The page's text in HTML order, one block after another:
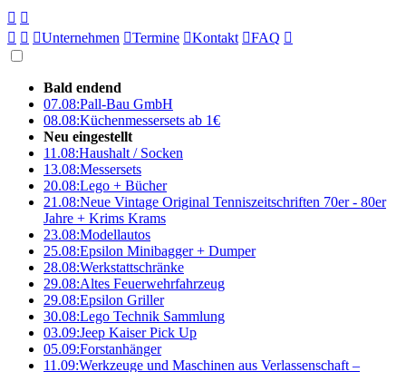
 
  Unternehmen Termine Kontakt FAQ 
Bald endend
07.08:Pall-Bau GmbH
08.08:Küchenmessersets ab 1€
Neu eingestellt
11.08:Haushalt / Socken
13.08:Messersets
20.08:Lego + Bücher
21.08:Neue Vintage Original Tenniszeitschriften 70er - 80er
Jahre + Krims Krams
23.08:Modellautos
25.08:Epsilon Minibagger + Dumper
28.08:Werkstattschränke
29.08:Altes Feuerwehrfahrzeug
29.08:Epsilon Griller
30.08:Lego Technik Sammlung
03.09:Jeep Kaiser Pick Up
05.09:Forstanhänger
11.09:Werkzeuge und Maschinen aus Verlassenschaft –